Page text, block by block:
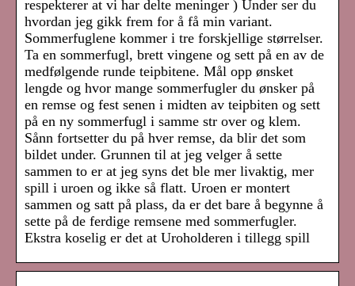
respekterer at vi har delte meninger ) Under ser du
hvordan jeg gikk frem for å få min variant.
Sommerfuglene kommer i tre forskjellige størrelser.
Ta en sommerfugl, brett vingene og sett på en av de
medfølgende runde teipbitene. Mål opp ønsket
lengde og hvor mange sommerfugler du ønsker på
en remse og fest senen i midten av teipbiten og sett
på en ny sommerfugl i samme str over og klem.
Sånn fortsetter du på hver remse, da blir det som
bildet under. Grunnen til at jeg velger å sette
sammen to er at jeg syns det ble mer livaktig, mer
spill i uroen og ikke så flatt. Uroen er montert
sammen og satt på plass, da er det bare å begynne å
sette på de ferdige remsene med sommerfugler.
Ekstra koselig er det at Uroholderen i tillegg spill